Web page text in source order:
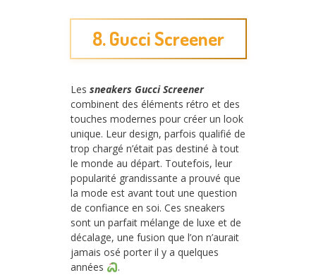
8. Gucci Screener
Les sneakers Gucci Screener
combinent des éléments rétro et des
touches modernes pour créer un look
unique. Leur design, parfois qualifié de
trop chargé n’était pas destiné à tout
le monde au départ. Toutefois, leur
popularité grandissante a prouvé que
la mode est avant tout une question
de confiance en soi. Ces sneakers
sont un parfait mélange de luxe et de
décalage, une fusion que l’on n’aurait
jamais osé porter il y a quelques
années
.